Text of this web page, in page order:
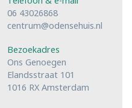
06 43026868
centrum@odensehuis.nl
Bezoekadres
Ons Genoegen
Elandsstraat 101
1016 RX Amsterdam